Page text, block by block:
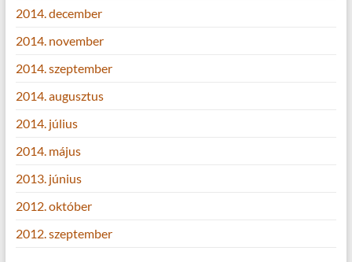
2014. december
2014. november
2014. szeptember
2014. augusztus
2014. július
2014. május
2013. június
2012. október
2012. szeptember